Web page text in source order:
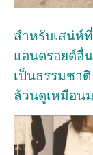
สำหรับเสน่ห์
แอนดรอยด์อื่
เป็นธรรมชา
ล้วนดูเหมือน